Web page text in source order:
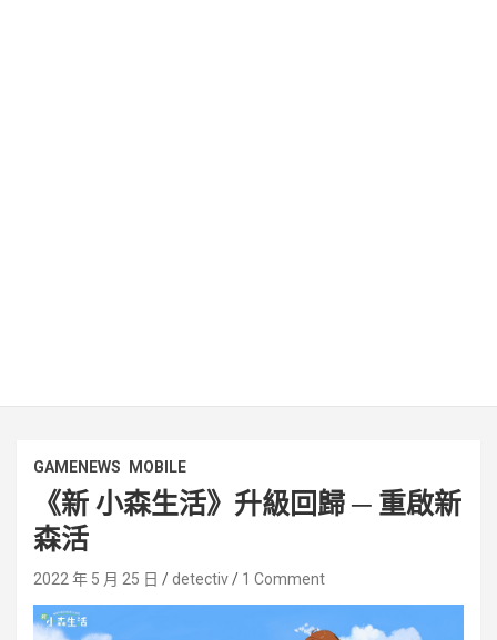
GAMENEWS MOBILE
《新 小森生活》升級回歸 ─ 重啟新
森活
2022 年 5 月 25 日 detectiv 1 Comment